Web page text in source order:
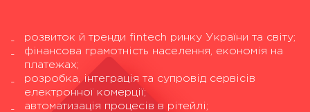
розвиток й тренди fintech ринку України та світу;
фінансова грамотність населення, економія на
платежах;
розробка, інтеграція та супровід сервісів
електронної комерції;
автоматизація процесів в рітейлі;